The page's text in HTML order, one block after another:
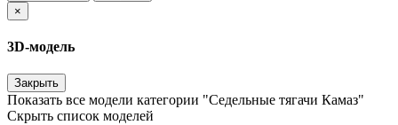
×
3D-модель
Закрыть
Показать все модели категории "Седельные тягачи Камаз"
Скрыть список моделей